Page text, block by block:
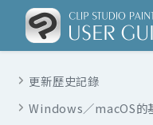
更新歷史記錄
Windows／macOS的